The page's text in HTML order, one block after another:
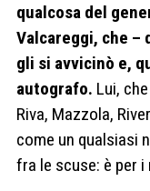
qualcosa del
Valcareggi, che –
gli si avvicinò e,
autografo. Lui,
Riva, Mazzola,
come un qualsiasi
fra le scuse: è per